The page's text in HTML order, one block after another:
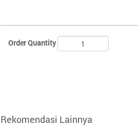
Order Quantity
Rekomendasi Lainnya